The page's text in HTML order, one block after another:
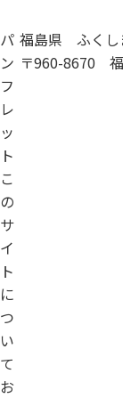
パ
ン
フ
レ
ッ
ト
こ
の
サ
イ
ト
に
つ
い
て
お
福島県 ふくし
〒960-8670